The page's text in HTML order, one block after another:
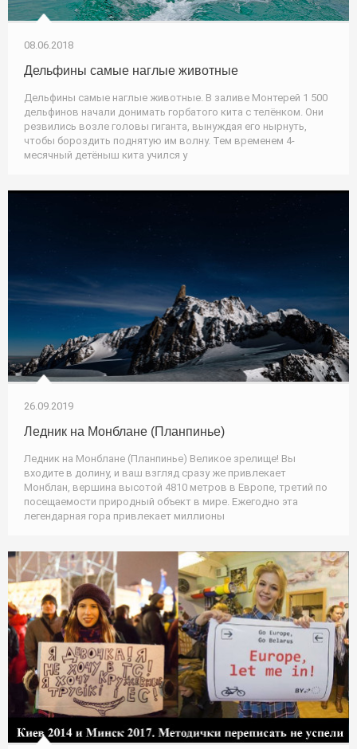
08.06.2018
Дельфины самые наглые животные
Дельфины самые наглые животные. В заливе Монтерей 1 500
дельфинов начали донимать горбатого кита с телёнком. Они
резвились возле головы гиганта, вынуждая его нырнуть,
чтобы бороздить поднятую им волну. Тем временем 4-
месячный детёныш кита учился у
26.09.2019
Ледник на Монблане (Планпинье)
Ледник на Монблане (Планпинье) Великое зрелище! Вы
входите в долину, и ваш взгляд сразу же привлекает
Монблан, вершина высотой 4810 метров в Европе, третий по
посещаемости природный объект в мире. Ежегодно эта
легендарная гора привлекает миллионы